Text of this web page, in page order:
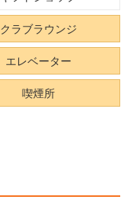
クラブラウンジ
エレベーター
喫煙所